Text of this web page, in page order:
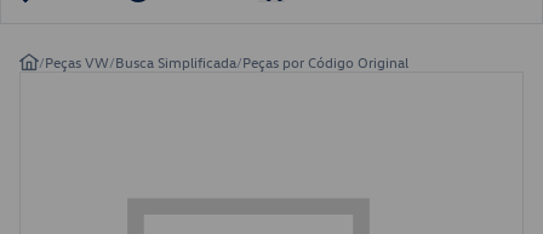
/Peças VW/Busca Simplificada/Peças por Código Original